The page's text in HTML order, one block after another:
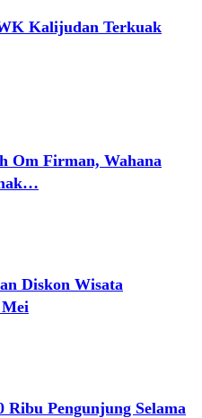
Kalijudan Terkuak
Om Firman, Wahana
Diskon Wisata
Mei
Ribu Pengunjung Selama